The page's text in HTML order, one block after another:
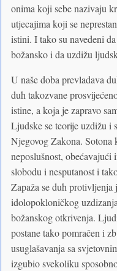
onima koji sebe nazivaju
utjecajima koji se
istini. I tako su navedeni
božansko i da uzdižu
U naše doba prevladava
duh takozvane
istine, a koja je zapravo
Ljudske se teorije uzdižu i
Njegovog Zakona. Sotona
neposlušnost, obećavajući
slobodu i nesputanost i
Zapaža se duh
idolopokloničkog
božanskog otkrivenja.
postane tako pomračen i
usuglašavanja sa
izgubio svekoliku